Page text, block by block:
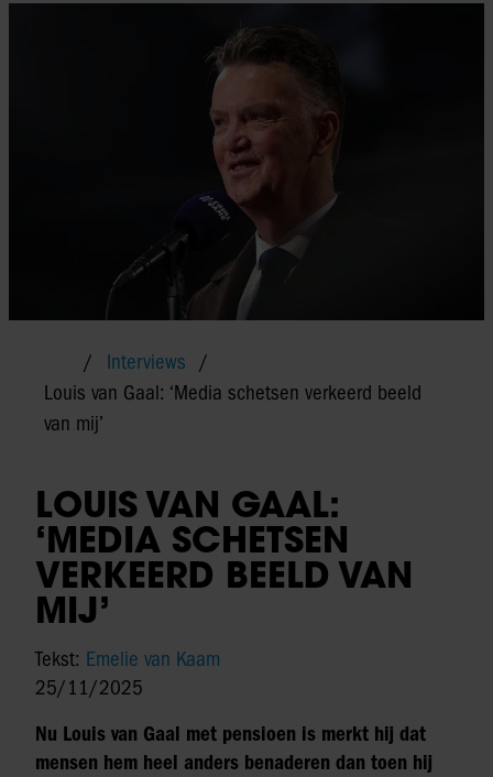
Interviews
Louis van Gaal: ‘Media schetsen verkeerd beeld
van mij’
LOUIS VAN GAAL:
‘MEDIA SCHETSEN
VERKEERD BEELD VAN
MIJ’
Tekst: Emelie van Kaam
25/11/2025
Nu Louis van Gaal met pensioen is merkt hij dat
mensen hem heel anders benaderen dan toen hij